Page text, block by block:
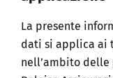
La presente
dati si applica ai
nell’ambito